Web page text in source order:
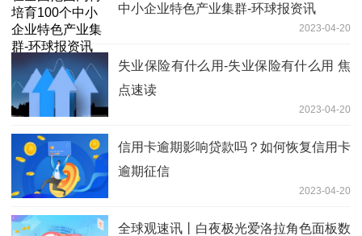
中小企业特色产业集群-环球报资讯
2023-04-20
失业保险有什么用-失业保险有什么用 焦
点速读
2023-04-20
信用卡逾期影响贷款吗？如何恢复信用卡
逾期征信
2023-04-20
全球观速讯丨白夜极光爱洛拉角色面板数